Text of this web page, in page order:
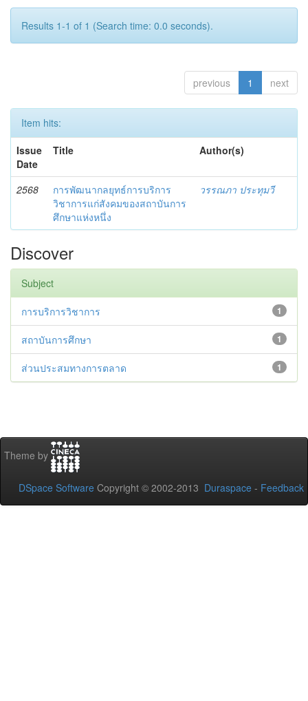
Results 1-1 of 1 (Search time: 0.0 seconds).
previous 1 next
Item hits:
Issue
Date
Title Author(s)
2568
การพัฒนากลยุทธ์การบริการ
วิชาการแก่สังคมของสถาบันการ
ศึกษาแห่งหนึ่ง
วรรณภา ประทุมวี
Discover
Subject
1
การบริการวิชาการ
1
สถาบันการศึกษา
1
ส่วนประสมทางการตลาด
Theme by
DSpace Software Copyright © 2002-2013 Duraspace - Feedback